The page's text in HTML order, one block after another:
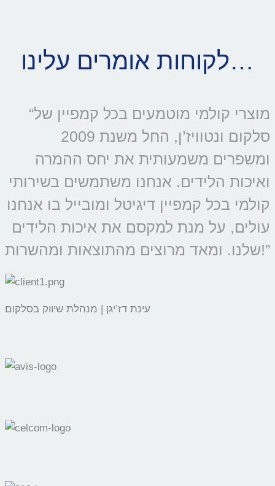
לקוחות אומרים עלינו…
“מוצרי קולמי מוטמעים בכל קמפיין של
סלקום ונטוויז’ן, החל משנת 2009
ומשפרים משמעותית את יחס ההמרה
ואיכות הלידים. אנחנו משתמשים בשירותי
קולמי בכל קמפיין דיגיטל ומובייל בו אנחנו
עולים, על מנת למקסם את איכות הלידים
שלנו. ומאד מרוצים מהתוצאות ומהשרות!”
עינת דז’יגן | מנהלת שיווק בסלקום